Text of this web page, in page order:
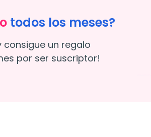
todos los meses?
un regalo
por ser suscriptor!